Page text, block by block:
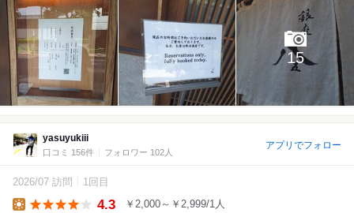
15
yasuyukiii
口コミ 156件 フォロワー 102人
アプリでフォロー
2026/07 訪問 1回目
4.3 ￥2,000～￥2,999/1人